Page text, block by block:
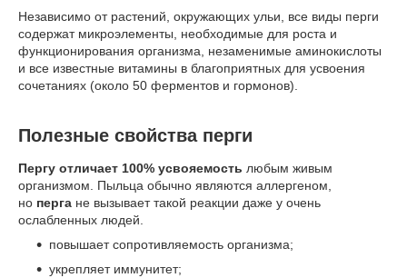
Независимо от растений, окружающих ульи, все виды перги
содержат микроэлементы, необходимые для роста и
функционирования организма, незаменимые аминокислоты
и все известные витамины в благоприятных для усвоения
сочетаниях (около 50 ферментов и гормонов).
Полезные свойства перги
Пергу отличает 100% усвояемость любым живым
организмом. Пыльца обычно являются аллергеном,
но перга не вызывает такой реакции даже у очень
ослабленных людей.
повышает сопротивляемость организма;
укрепляет иммунитет;